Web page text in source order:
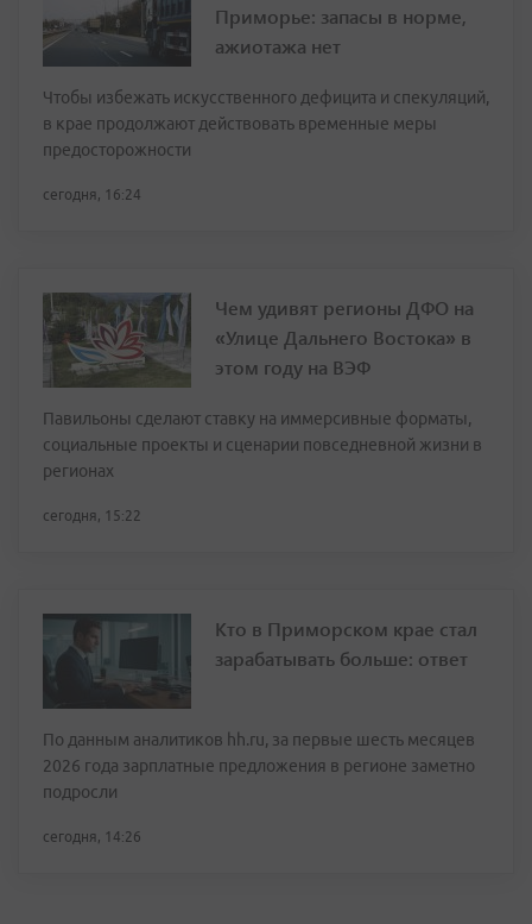
Приморье: запасы в норме,
ажиотажа нет
Чтобы избежать искусственного дефицита и спекуляций,
в крае продолжают действовать временные меры
предосторожности
сегодня, 16:24
Чем удивят регионы ДФО на
«Улице Дальнего Востока» в
этом году на ВЭФ
Павильоны сделают ставку на иммерсивные форматы,
социальные проекты и сценарии повседневной жизни в
регионах
сегодня, 15:22
Кто в Приморском крае стал
зарабатывать больше: ответ
По данным аналитиков hh.ru, за первые шесть месяцев
2026 года зарплатные предложения в регионе заметно
подросли
сегодня, 14:26